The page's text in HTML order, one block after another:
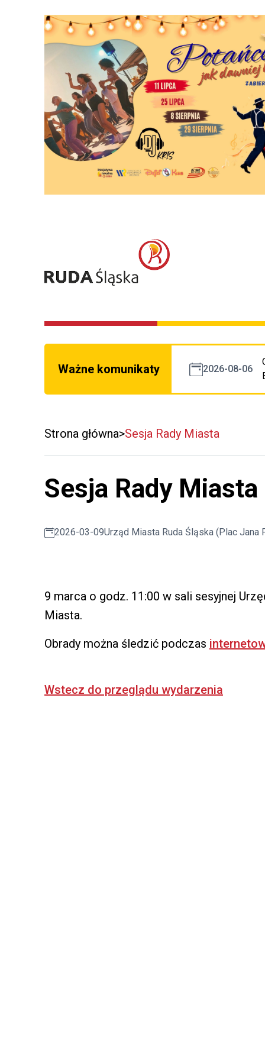
Ważne komunikaty 2026-08-06
Strona główna Sesja Rady Miasta
Sesja Rady Miasta
2026-03-09Urząd Miasta Ruda Śląska (Plac Jana
9 marca o godz. 11:00 w sali sesyjnej
Miasta.
Obrady można śledzić podczas
Wstecz do przeglądu wydarzenia